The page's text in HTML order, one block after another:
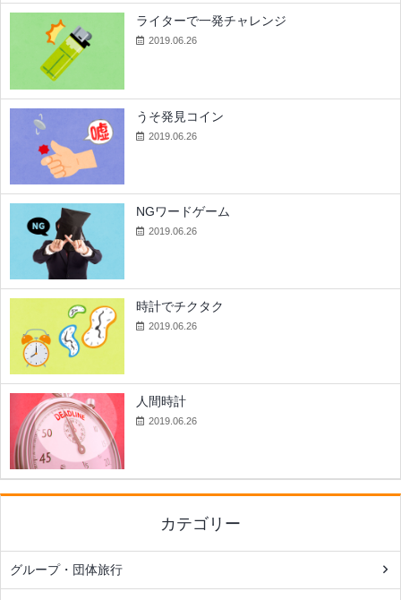
ライターで一発チャレンジ
2019.06.26
うそ発見コイン
2019.06.26
NGワードゲーム
2019.06.26
時計でチクタク
2019.06.26
人間時計
2019.06.26
カテゴリー
グループ・団体旅行